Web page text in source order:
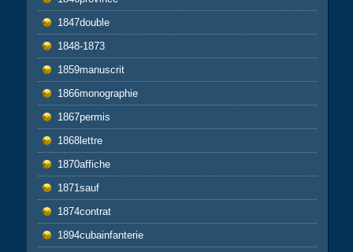
1847double
1848-1873
1859manuscrit
1866monographie
1867permis
1868lettre
1870affiche
1871sauf
1874contrat
1894cubainfanterie